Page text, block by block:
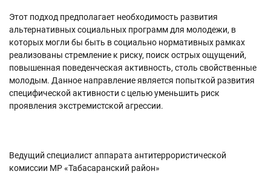
Этот подход предполагает необходимость развития
альтернативных социальных программ для молодежи, в
которых могли бы быть в социально нормативных рамках
реализованы стремление к риску, поиск острых ощущений,
повышенная поведенческая активность, столь свойственные
молодым. Данное направление является попыткой развития
специфической активности с целью уменьшить риск
проявления экстремистской агрессии.
Ведущий специалист аппарата антитеррористической
комиссии МР «Табасаранский район»